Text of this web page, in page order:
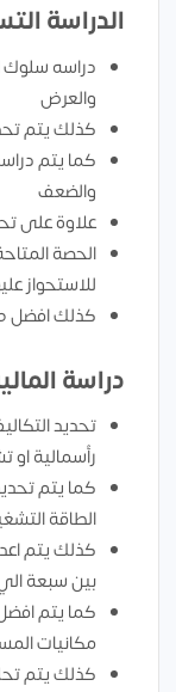
الدراسة
دراسه سلوك
والعرض
كذلك يتم
كما يتم
والضعف
علاوة على
الحصة
للاستحواز
كذلك افضل
دراسة
تحديد
رأسمالية او
كما يتم
الطاقة
كذلك يتم
بين سبعة
كما يتم
مكانيات
كذلك يتم